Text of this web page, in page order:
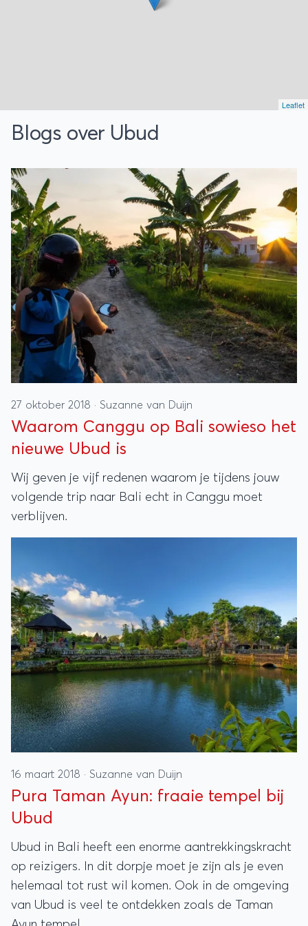
de reis met een perfecte afsluiting in een 5-
Leaflet
Blogs over Ubud
27 oktober 2018 · Suzanne van Duijn
Waarom Canggu op Bali sowieso het
nieuwe Ubud is
Wij geven je vijf redenen waarom je tijdens jouw
volgende trip naar Bali echt in Canggu moet
verblijven.
16 maart 2018 · Suzanne van Duijn
Pura Taman Ayun: fraaie tempel bij
Ubud
Ubud in Bali heeft een enorme aantrekkingskracht
op reizigers. In dit dorpje moet je zijn als je even
helemaal tot rust wil komen. Ook in de omgeving
van Ubud is veel te ontdekken zoals de Taman